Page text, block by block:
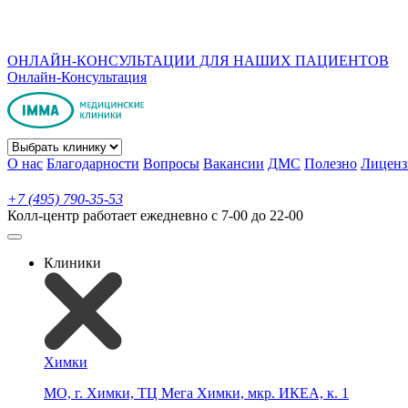
ОНЛАЙН-КОНСУЛЬТАЦИИ ДЛЯ НАШИХ ПАЦИЕНТОВ
Онлайн-Консультация
О нас Благодарности Вопросы Вакансии ДМС Полезно
+7 (495) 790-35-53
Колл-центр работает ежедневно с 7-00 до 22-00
Клиники
Химки
МО, г. Химки, ТЦ Мега Химки, мкр. ИКЕА, к. 1